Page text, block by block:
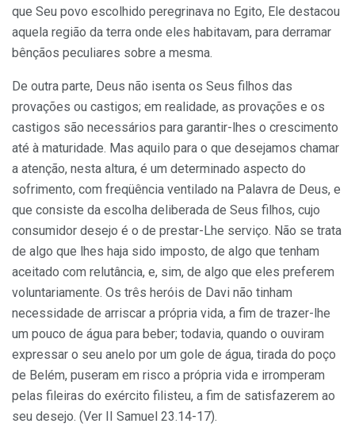
que Seu povo escolhido peregrinava no Egito, Ele destacou
aquela região da terra onde eles habitavam, para derramar
bênçãos peculiares sobre a mesma.
De outra parte, Deus não isenta os Seus filhos das
provações ou castigos; em realidade, as provações e os
castigos são necessários para garantir-lhes o cresci­mento
até à maturidade. Mas aquilo para o que dese­jamos chamar
a atenção, nesta altura, é um determinado aspecto do
sofrimento, com freqüência ventilado na Palavra de Deus, e
que consiste da escolha deliberada de Seus filhos, cujo
consumidor desejo é o de prestar-Lhe serviço. Não se trata
de algo que lhes haja sido imposto, de algo que tenham
aceitado com relutância, e, sim, de algo que eles preferem
voluntariamente. Os três heróis de Davi não tinham
necessidade de arriscar a própria vida, a fim de trazer-lhe
um pouco de água para beber; todavia, quando o ouviram
expressar o seu anelo por um gole de água, tirada do poço
de Belém, puseram em risco a própria vida e irromperam
pelas fileiras do exército filisteu, a fim de satisfazerem ao
seu desejo. (Ver II Samuel 23.14-17).